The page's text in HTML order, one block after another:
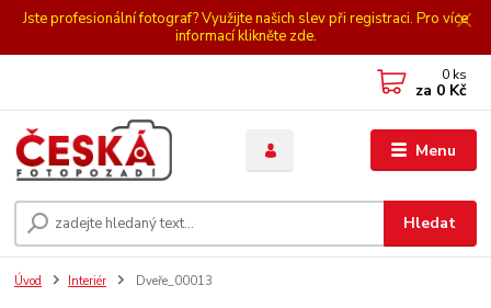
Jste profesionální fotograf? Využijte našich slev při registraci. Pro více
informací klikněte zde.
Menu
Hledat
0 ks
za 0 Kč
Úvod Interiér Dveře_00013